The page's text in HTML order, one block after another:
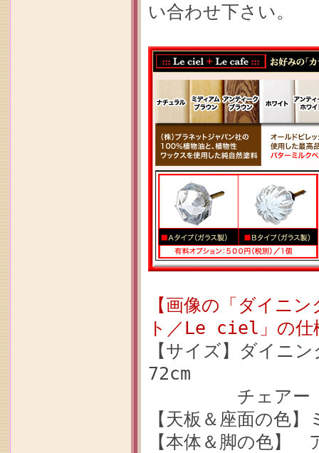
い合わせ下さい。
【画像の「ダイニ
ト／Le ciel」の仕
【サイズ】ダイニ
72cm
チェアー（D）
【天板＆座面の色
【本体＆脚の色】